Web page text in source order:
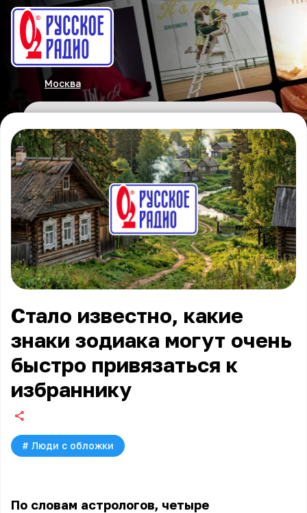
Москва
Стало известно, какие
знаки зодиака могут очень
быстро привязаться к
избраннику
# Люди с обложки
По словам астрологов, четыре